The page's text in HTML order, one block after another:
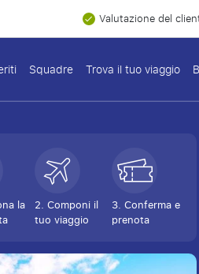
Valutazione del
Squadre Trova il tuo viaggio
la 2. Componi il
tuo viaggio
3. Conferma e
prenota